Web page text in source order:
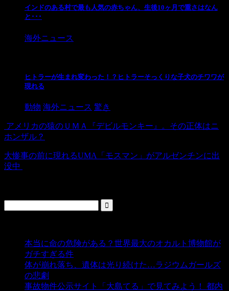
インドのある村で最も人気の赤ちゃん、生後10ヶ月で重さはなん
と･･･
海外ニュース
ヒトラーが生まれ変わった！？ヒトラーそっくりな子犬のチワワが
現れる
動物 海外ニュース 驚き
アメリカの猿のＵＭＡ『デビルモンキー』。その正体はニ
ホンザル？
大惨事の前に現れるUMA「モスマン」がアルゼンチンに出
没中
本当に命の危険がある？世界最大のオカルト博物館が
ガチすぎる件
体が崩れ落ち、遺体は光り続けた…ラジウムガールズ
の悲劇
事故物件公示サイト「大島てる」で見てみよう！ 都内